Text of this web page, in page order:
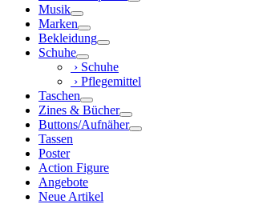
Musik
Marken
Bekleidung
Schuhe
› Schuhe
› Pflegemittel
Taschen
Zines & Bücher
Buttons/Aufnäher
Tassen
Poster
Action Figure
Angebote
Neue Artikel